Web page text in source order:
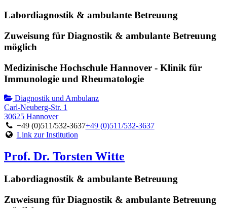
Labordiagnostik & ambulante Betreuung
Zuweisung für Diagnostik & ambulante Betreuung
möglich
Medizinische Hochschule Hannover - Klinik für
Immunologie und Rheumatologie
Diagnostik und Ambulanz
Carl-Neuberg-Str. 1
30625 Hannover
+49 (0)511/532-3637+49 (0)511/532-3637
Link zur Institution
Prof. Dr. Torsten Witte
Labordiagnostik & ambulante Betreuung
Zuweisung für Diagnostik & ambulante Betreuung